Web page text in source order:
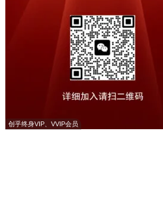
创乎终身VIP、VVIP会员